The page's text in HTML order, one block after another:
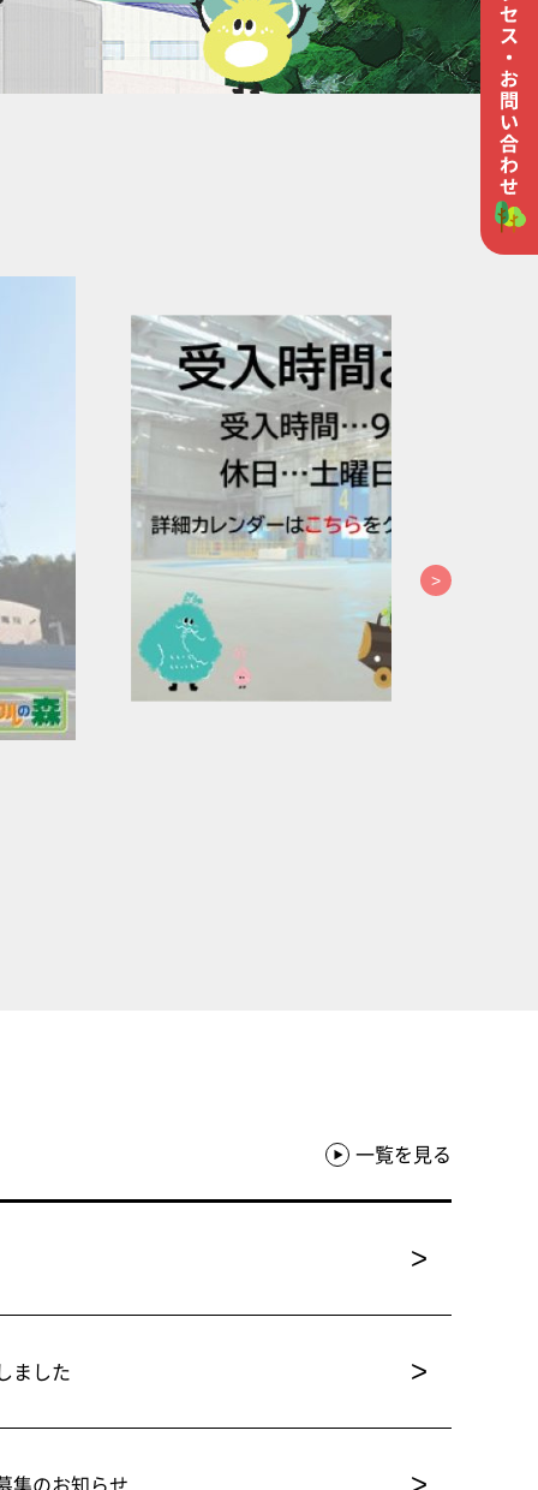
一覧を見る
>
ました >
集のお知らせ >